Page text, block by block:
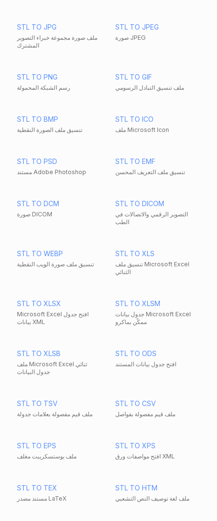
STL TO JPG
ملف صورة مجموعة خبراء التصوير
المشترك
STL TO JPEG
صورة JPEG
STL TO PNG
رسم الشبكة المحمولة
STL TO GIF
ملف تنسيق التبادل الرسومي
STL TO BMP
تنسيق ملف الصورة النقطية
STL TO ICO
ملف Microsoft Icon
STL TO PSD
مستند Adobe Photoshop
STL TO EMF
تنسيق ملف التعريف المحسن
STL TO DCM
صورة DICOM
STL TO DICOM
التصوير الرقمي والاتصالات في
الطب
STL TO WEBP
تنسيق ملف صورة الويب النقطية
STL TO XLS
تنسيق ملف Microsoft Excel
الثنائي
STL TO XLSX
Microsoft Excel افتح جدول
بيانات XML
STL TO XLSM
جدول بيانات Microsoft Excel
ممكّن بماكرو
STL TO XLSB
ملف Microsoft Excel ثنائي
جدول البيانات
STL TO ODS
افتح جدول بيانات المستند
STL TO TSV
ملف قيم مفصولة بعلامات جدولة
STL TO CSV
ملف قيم مفصولة بفواصل
STL TO EPS
ملف بوستسكريبت مغلف
STL TO XPS
افتح مواصفات ورق XML
STL TO TEX
مستند مصدر LaTeX
STL TO HTM
ملف لغة توصيف النص التشعبي